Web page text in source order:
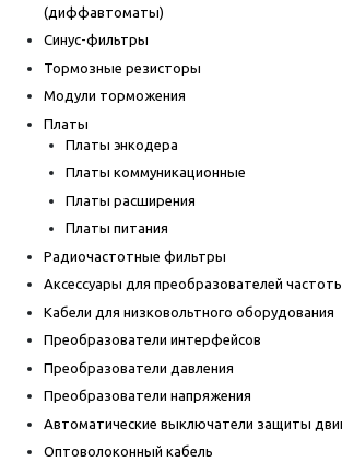
(диффавтоматы)
Синус-фильтры
Тормозные резисторы
Модули торможения
Платы
Платы энкодера
Платы коммуникационные
Платы расширения
Платы питания
Радиочастотные фильтры
Аксессуары для преобразователей
Кабели для низковольтного оборудования
Преобразователи интерфейсов
Преобразователи давления
Преобразователи напряжения
Автоматические выключатели защиты
Оптоволоконный кабель